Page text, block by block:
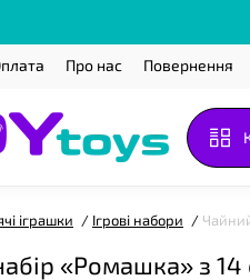
Про нас Повернення
іграшки Ігрові набори
«Ромашка» з 14